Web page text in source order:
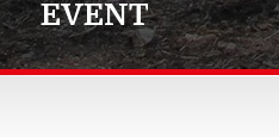
EVENT